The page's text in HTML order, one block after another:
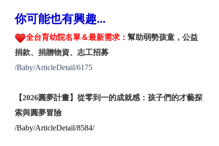
你可能也有興趣...
全台育幼院名單＆最新需求： 幫助弱勢孩童，公益
捐款、捐贈物資、志工招募
/Baby/ArticleDetail/6175
【2026圓夢計畫】從零到一的成就感：孩子們的才藝探
索與圓夢冒險
/Baby/ArticleDetail/8584/